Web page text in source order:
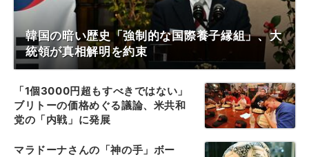
韓国の暗い歴史「強制的な国際養子縁組」、大
統領が真相解明を約束
「1個3000円超もすべきではない」
ブリトーの価格めぐる議論、米共和
党の「内戦」に発展
マラドーナさんの「神の手」ボー